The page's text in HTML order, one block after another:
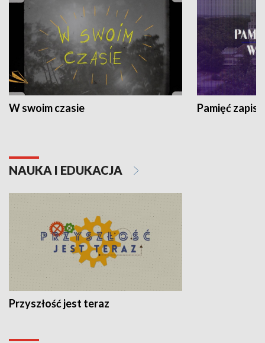
W swoim czasie Pamięć
NAUKA I EDUKACJA
Przyszłość jest teraz